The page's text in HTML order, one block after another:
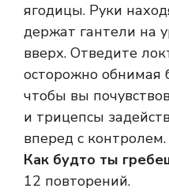
ягодицы. Руки
держат гантели на
вверх. Отведите
осторожно обнимая
чтобы вы
и трицепсы
вперед с контролем.
Как будто ты
12 повторений.